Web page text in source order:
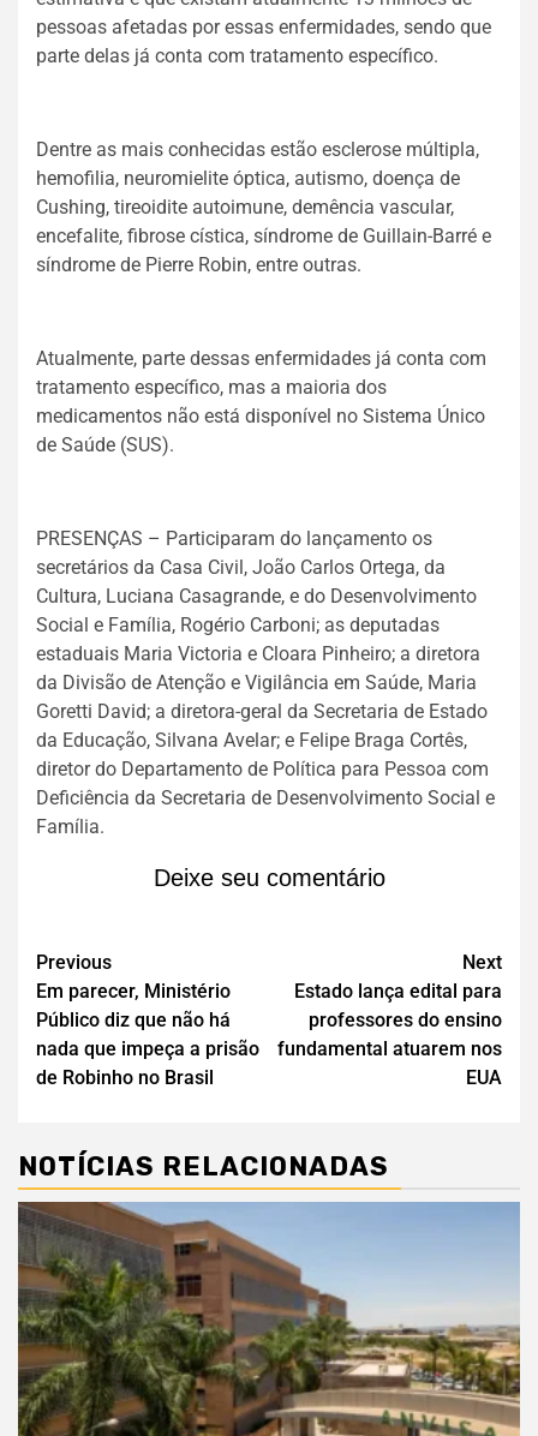
pessoas afetadas por essas enfermidades, sendo que
parte delas já conta com tratamento específico.
Dentre as mais conhecidas estão esclerose múltipla,
hemofilia, neuromielite óptica, autismo, doença de
Cushing, tireoidite autoimune, demência vascular,
encefalite, fibrose cística, síndrome de Guillain-Barré e
síndrome de Pierre Robin, entre outras.
Atualmente, parte dessas enfermidades já conta com
tratamento específico, mas a maioria dos
medicamentos não está disponível no Sistema Único
de Saúde (SUS).
PRESENÇAS – Participaram do lançamento os
secretários da Casa Civil, João Carlos Ortega, da
Cultura, Luciana Casagrande, e do Desenvolvimento
Social e Família, Rogério Carboni; as deputadas
estaduais Maria Victoria e Cloara Pinheiro; a diretora
da Divisão de Atenção e Vigilância em Saúde, Maria
Goretti David; a diretora-geral da Secretaria de Estado
da Educação, Silvana Avelar; e Felipe Braga Cortês,
diretor do Departamento de Política para Pessoa com
Deficiência da Secretaria de Desenvolvimento Social e
Família.
Deixe seu comentário
Previous
Em parecer, Ministério
Público diz que não há
nada que impeça a prisão
de Robinho no Brasil
Next
Estado lança edital para
professores do ensino
fundamental atuarem nos
EUA
NOTÍCIAS RELACIONADAS